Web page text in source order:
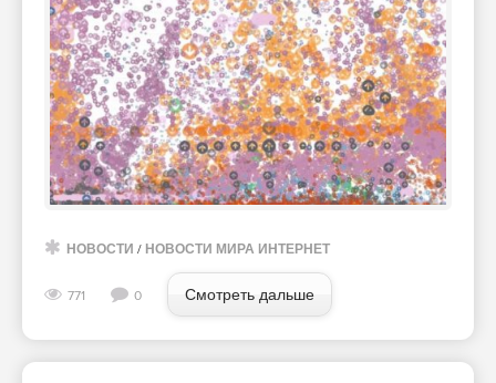
НОВОСТИ / НОВОСТИ МИРА ИНТЕРНЕТ
771 0 Смотреть дальше